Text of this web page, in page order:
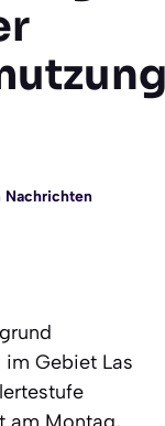
Nachrichten
Gebiet Las
am Montag,